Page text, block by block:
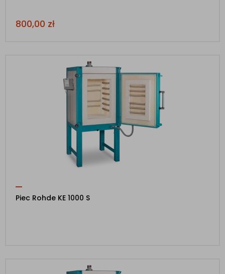
800,00 zł
Piec Rohde KE 1000 S